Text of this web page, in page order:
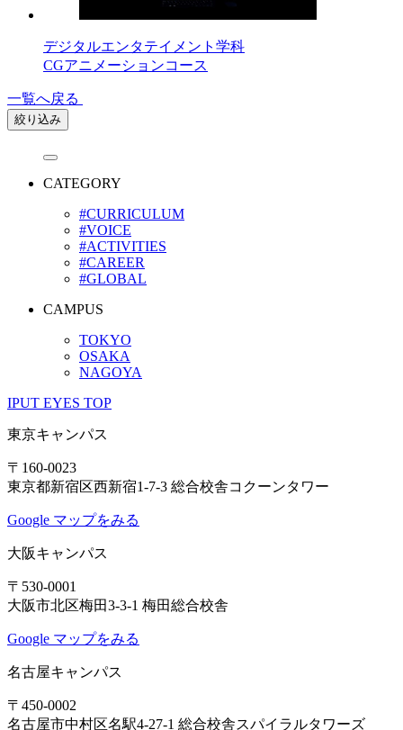
デジタルエンタテイメント学科
CGアニメーションコース
一覧へ戻る
絞り込み
CATEGORY
#CURRICULUM
#VOICE
#ACTIVITIES
#CAREER
#GLOBAL
CAMPUS
TOKYO
OSAKA
NAGOYA
IPUT EYES TOP
東京キャンパス
〒160-0023
東京都新宿区西新宿1-7-3 総合校舎コクーンタワー
Google マップをみる
大阪キャンパス
〒530-0001
大阪市北区梅田3-3-1 梅田総合校舎
Google マップをみる
名古屋キャンパス
〒450-0002
名古屋市中村区名駅4-27-1 総合校舎スパイラルタワーズ